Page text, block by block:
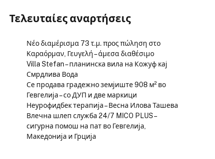
Τελευταίες αναρτήσεις
Νέο διαμέρισμα 73 τ.μ. προς πώληση στο
Καραόρμαν, Γευγελή – άμεσα διαθέσιμο
Villa Stefan – планинска вила на Кожуф кај
Смрдлива Вода
Се продава градежно земјиште 908 м² во
Гевгелија – со ДУП и две маркици
Неурофидбек терапија – Весна Илова Ташева
Влечна шлеп служба 24/7 MICO PLUS –
сигурна помош на пат во Гевгелија,
Македонија и Грција